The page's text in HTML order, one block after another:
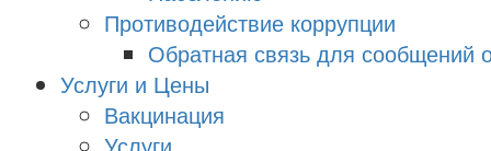
Противодействие коррупции
Обратная связь для сообщений
Услуги и Цены
Вакцинация